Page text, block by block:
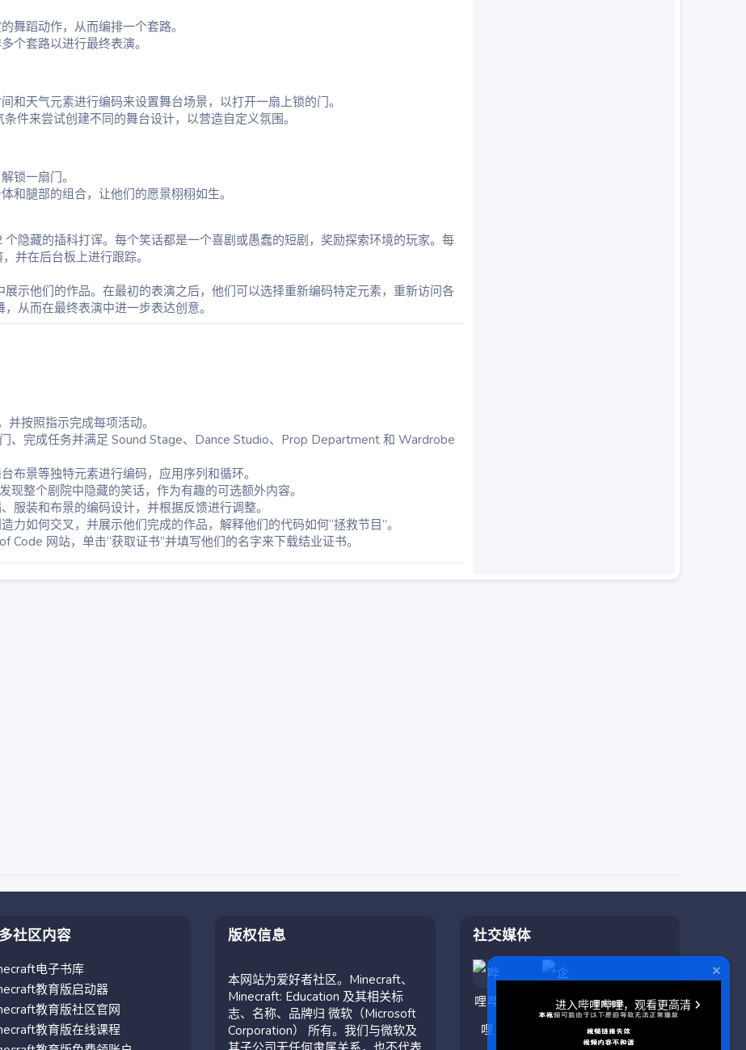
舞蹈动作，从而编排一个套路。
个套路以进行最终表演。
和天气元素进行编码来设置舞台场景，以打开一扇上锁的门。
件来尝试创建不同的舞台设计，以营造自定义氛围。
锁一扇门。
和腿部的组合，让他们的愿景栩栩如生。
隐藏的插科打诨。每个笑话都是一个喜剧或愚蠢的短剧，奖励探索环境的玩家。每
并在后台板上进行跟踪。
示他们的作品。在最初的表演之后，他们可以选择重新编码特定元素，重新访问各
从而在最终表演中进一步表达创意。
按照指示完成每项活动。
、完成任务并满足 Sound Stage、Dance Studio、Prop Department 和 Wardrobe
布景等独特元素进行编码，应用序列和循环。
现整个剧院中隐藏的笑话，作为有趣的可选额外内容。
服装和布景的编码设计，并根据反馈进行调整。
力如何交叉，并展示他们完成的作品，解释他们的代码如何“拯救节目”。
Code 网站，单击“获取证书”并填写他们的名字来下载结业证书。
社区内容
电子书库
教育版启动器
教育版社区官网
教育版在线课程
版权信息
本网站为爱好者社区。Minecraft、
Minecraft: Education 及其相关标
志、名称、品牌归 微软（Microsoft
Corporation） 所有。我们与微软及
社交媒体